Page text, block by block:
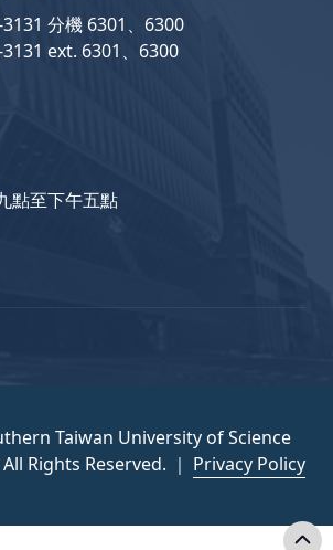
分機 6301、6300
ext. 6301、6300
點至下午五點
Taiwan University of Science
Rights Reserved. ｜ Privacy Policy